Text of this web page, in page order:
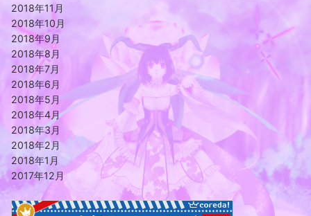
2018年11月
2018年10月
2018年9月
2018年8月
2018年7月
2018年6月
2018年5月
2018年4月
2018年3月
2018年2月
2018年1月
2017年12月